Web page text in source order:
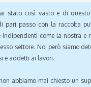
stato così vasto e di
pari passo con la raccolta
come la nostra e
settore. Noi però siamo
e addetti ai lavori.
abbiamo mai chiesto un